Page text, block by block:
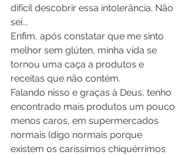
difícil descobrir essa intolerância. Não
sei...
Enfim, após constatar que me sinto
melhor sem glúten, minha vida se
tornou uma caça a produtos e
receitas que não contém.
Falando nisso e graças à Deus, tenho
encontrado mais produtos um pouco
menos caros, em supermercados
normais (digo normais porque
existem os caríssimos chiquérrimos